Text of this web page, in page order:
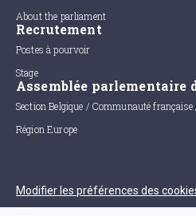
About the parliament
Recrutement
Postes à pourvoir
Stage
Assemblée parlementaire
Section Belgique / Communauté
Région Europe
Modifier les préférences des